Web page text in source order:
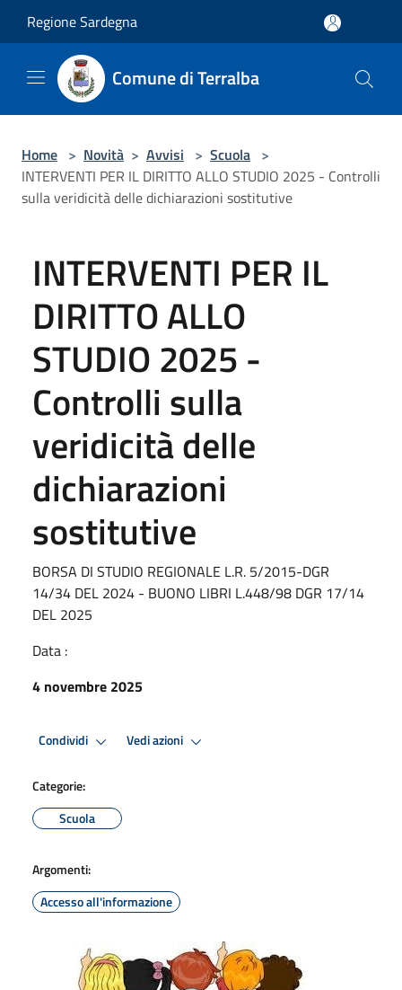
Regione Sardegna
Comune di Terralba
Home > Novità > Avvisi > Scuola >
INTERVENTI PER IL DIRITTO ALLO STUDIO 2025 - Controlli
sulla veridicità delle dichiarazioni sostitutive
INTERVENTI PER IL
DIRITTO ALLO
STUDIO 2025 -
Controlli sulla
veridicità delle
dichiarazioni
sostitutive
BORSA DI STUDIO REGIONALE L.R. 5/2015-DGR
14/34 DEL 2024 - BUONO LIBRI L.448/98 DGR 17/14
DEL 2025
Data :
4 novembre 2025
Condividi Vedi azioni
Categorie:
Scuola
Argomenti:
Accesso all'informazione